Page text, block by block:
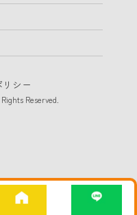
シー
Reserved.